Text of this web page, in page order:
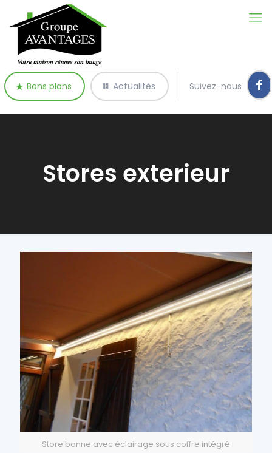
Bons plans Actualités Suivez-nous
Stores exterieur
Store banne avec éclairage sous coffre intégré